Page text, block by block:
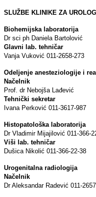
SLUŽBE KLINIKE ZA
Biohemijska laboratorija
Dr sci ph
Glavni lab. tehničar
Vanja Vuković 011-2658-
Odeljenje anesteziologije i
Načelnik
Prof. dr
Tehnički sekretar
Ivana Perković 011-3617-987
Histopatološka laboratorija
Dr Vladimir Mijajilović 011-366-
Viši lab. tehničar
Dušica Nikolić 011-366-22-38
Urogenitalna radiologija
Načelnik
Dr Aleksandar Radević 011-